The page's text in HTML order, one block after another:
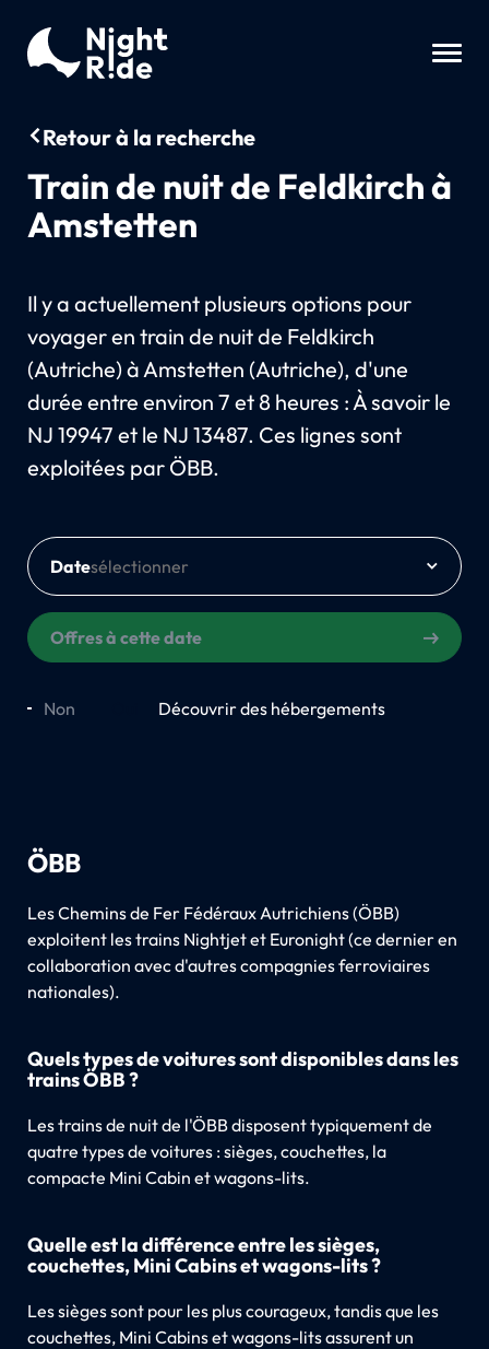
Retour à la recherche
Train de nuit de Feldkirch à
Amstetten
Il y a actuellement plusieurs options pour
voyager en train de nuit de Feldkirch
(Autriche) à Amstetten (Autriche), d'une
durée entre environ 7 et 8 heures : À savoir le
NJ 19947 et le NJ 13487. Ces lignes sont
exploitées par ÖBB.
Date
Offres à cette date
Non Découvrir des hébergements
ÖBB
Les Chemins de Fer Fédéraux Autrichiens (ÖBB)
exploitent les trains Nightjet et Euronight (ce dernier en
collaboration avec d'autres compagnies ferroviaires
nationales).
Quels types de voitures sont disponibles dans les
trains ÖBB ?
Les trains de nuit de l'ÖBB disposent typiquement de
quatre types de voitures : sièges, couchettes, la
compacte Mini Cabin et wagons-lits.
Quelle est la différence entre les sièges,
couchettes, Mini Cabins et wagons-lits ?
Les sièges sont pour les plus courageux, tandis que les
couchettes, Mini Cabins et wagons-lits assurent un